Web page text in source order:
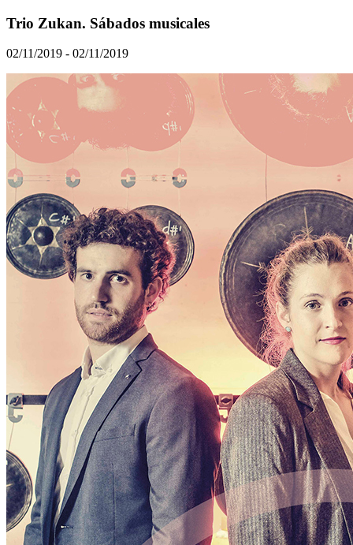
Trio Zukan. Sábados musicales
02/11/2019 - 02/11/2019